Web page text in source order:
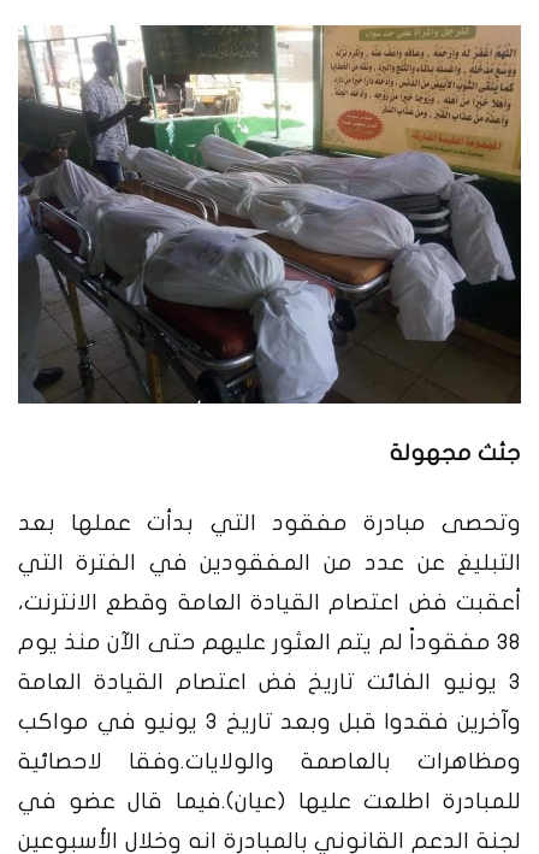
جثث مجهولة
وتحصى مبادرة مفقود التي بدأت عملها بعد
التبليغ عن عدد من المفقودين في الفترة التي
أعقبت فض اعتصام القيادة العامة وقطع الانترنت،
38 مفقوداً لم يتم العثور عليهم حتى الآن منذ يوم
3 يونيو الفائت تاريخ فض اعتصام القيادة العامة
وآخرين فقدوا قبل وبعد تاريخ 3 يونيو في مواكب
ومظاهرات بالعاصمة والولايات.وفقا لاحصائية
للمبادرة اطلعت عليها (عيان).فيما قال عضو في
لجنة الدعم القانوني بالمبادرة انه وخلال الأسبوعين